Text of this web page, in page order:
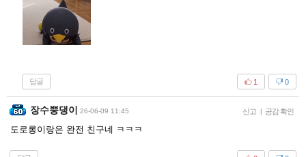
답글 0
1
장수뿡댕이 26-06-09 11:45 신고 | 공감 확인
도로롱이랑은 완전 친구네 ㅋㅋㅋ